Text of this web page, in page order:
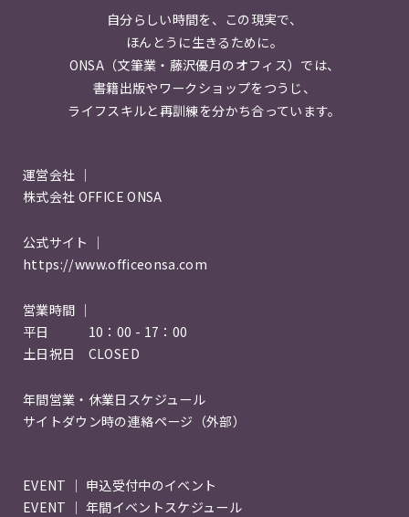
自分らしい時間を、この現実で、
ほんとうに生きるために。
ONSA（文筆業・藤沢優月のオフィス）では、
書籍出版やワークショップをつうじ、
ライフスキルと再訓練を分かち合っています。
運営会社 ｜
株式会社 OFFICE ONSA
公式サイト ｜
https://www.officeonsa.com
営業時間 ｜
平日 10：00 - 17：00
土日祝日 CLOSED
年間営業・休業日スケジュール
サイトダウン時の連絡ページ（外部）
EVENT ｜ 申込受付中のイベント
EVENT ｜ 年間イベントスケジュール